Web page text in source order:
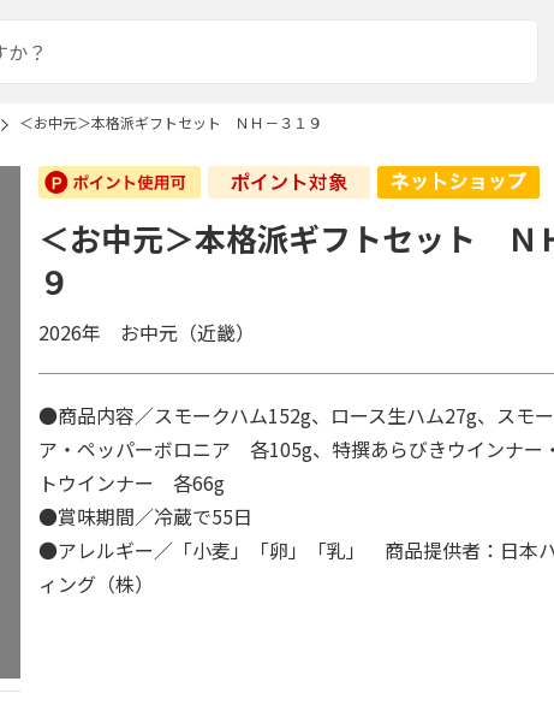
＜お中元＞本格派ギフトセット ＮＨ－３１９
＜お中元＞本格派ギフトセット Ｎ
９
2026年 お中元（近畿）
●商品内容／スモークハム152g、ロース生ハム27g、スモ
ア・ペッパーボロニア 各105g、特撰あらびきウインナー
トウインナー 各66g
●賞味期間／冷蔵で55日
●アレルギー／「小麦」「卵」「乳」 商品提供者：日本
ィング（株）